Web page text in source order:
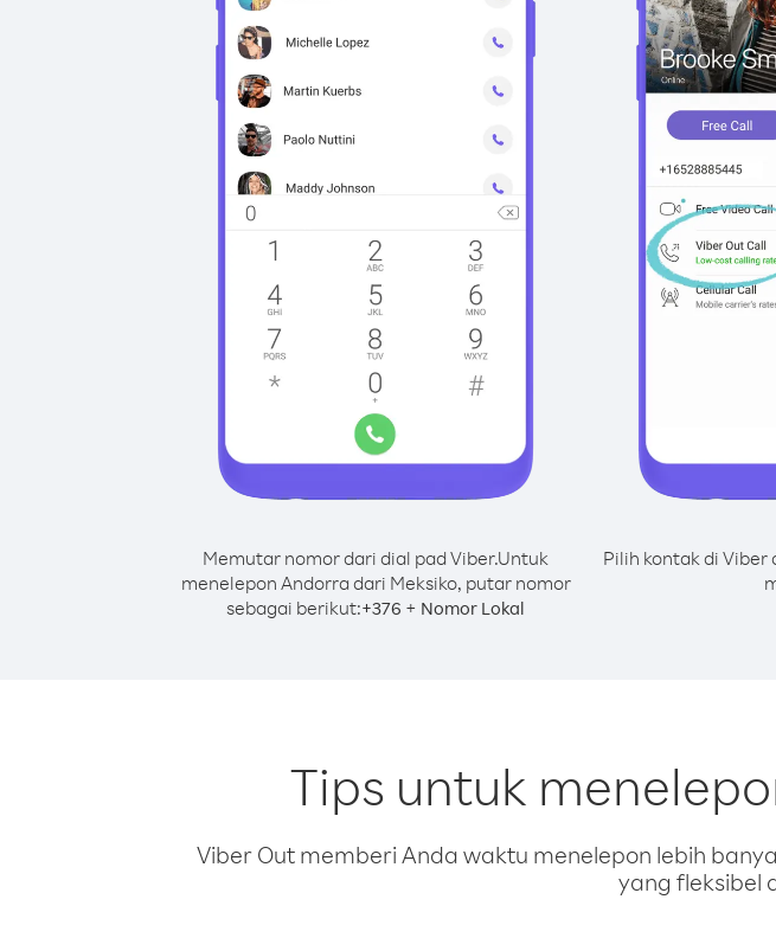
Memutar nomor dari dial pad Viber.Untuk
menelepon Andorra dari Meksiko, putar nomor
sebagai berikut:+376 + Nomor Lokal
Pilih kontak di
Tips untuk
Viber Out memberi Anda waktu menelepon lebih
yang fleksibel